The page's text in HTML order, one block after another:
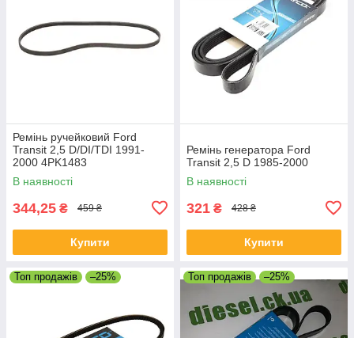
Ремінь ручейковий Ford
Transit 2,5 D/DI/TDI 1991-
2000 4PK1483
В наявності
344,25 ₴ 459 ₴
Купити
Ремінь генератора Ford
Transit 2,5 D 1985-2000
В наявності
321 ₴ 428 ₴
Купити
Топ продажів –25% Топ продажів –25%